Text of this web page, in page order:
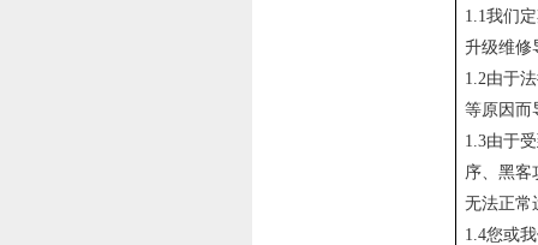
1.1我们
升级维修
1.2由于
等原因而
1.3由于
序、黑客
无法正常
1.4您或